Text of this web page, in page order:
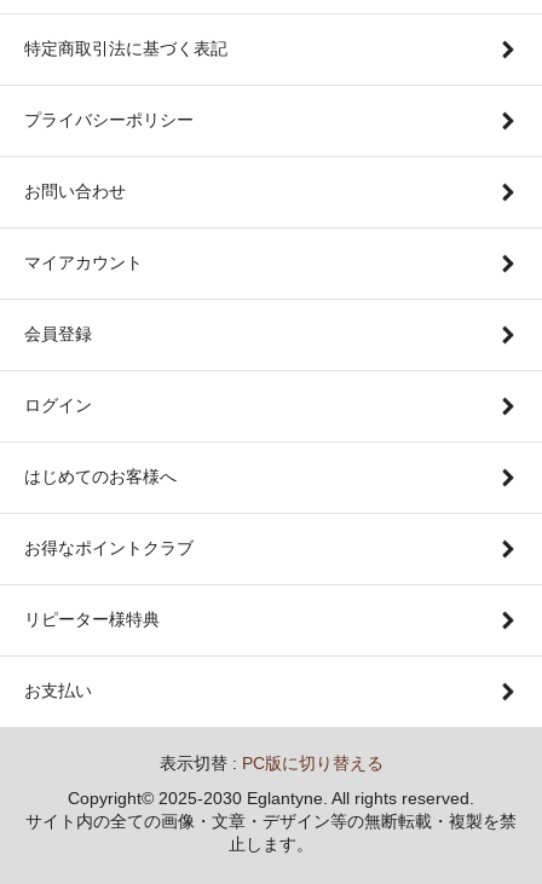
特定商取引法に基づく表記
プライバシーポリシー
お問い合わせ
マイアカウント
会員登録
ログイン
はじめてのお客様へ
お得なポイントクラブ
リピーター様特典
お支払い
表示切替 : PC版に切り替える
Copyright© 2025-2030 Eglantyne. All rights reserved.
サイト内の全ての画像・文章・デザイン等の無断転載・複製を禁
止します。